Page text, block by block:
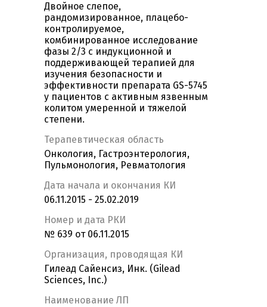
Двойное слепое,
рандомизированное, плацебо-
контролируемое,
комбинированное исследование
фазы 2/3 с индукционной и
поддерживающей терапией для
изучения безопасности и
эффективности препарата GS-5745
у пациентов с активным язвенным
колитом умеренной и тяжелой
степени.
Терапевтическая область
Онкология, Гастроэнтерология,
Пульмонология, Ревматология
Дата начала и окончания КИ
06.11.2015 - 25.02.2019
Номер и дата РКИ
№ 639 от 06.11.2015
Организация, проводящая КИ
Гилеад Сайенсиз, Инк. (Gilead
Sciences, Inc.)
Наименование ЛП